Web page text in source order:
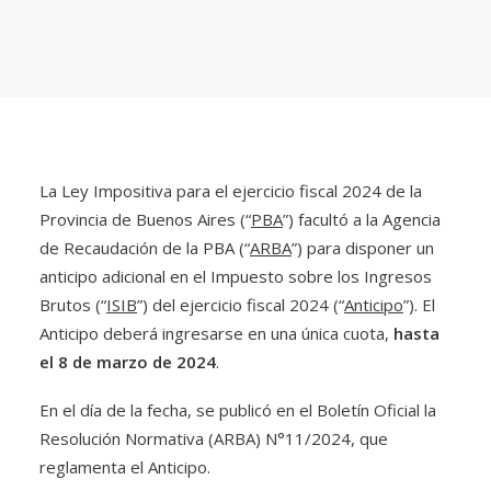
La Ley Impositiva para el ejercicio fiscal 2024 de la
Provincia de Buenos Aires (“PBA”) facultó a la Agencia
de Recaudación de la PBA (“ARBA”) para disponer un
anticipo adicional en el Impuesto sobre los Ingresos
Brutos (“ISIB”) del ejercicio fiscal 2024 (“Anticipo”). El
Anticipo deberá ingresarse en una única cuota, hasta
el 8 de marzo de 2024.
En el día de la fecha, se publicó en el Boletín Oficial la
Resolución Normativa (ARBA) N°11/2024, que
reglamenta el Anticipo.